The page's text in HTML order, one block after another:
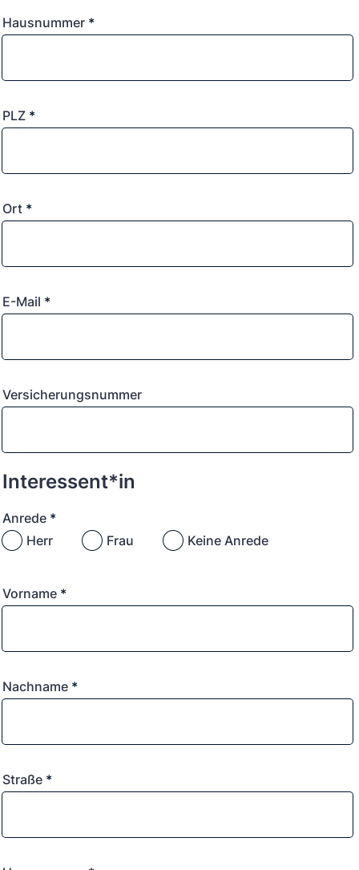
Hausnummer *
PLZ *
Ort *
E-Mail *
Versicherungsnummer
Interessent*in
Anrede *
Herr
Frau Keine Anrede
Vorname *
Nachname *
Straße *